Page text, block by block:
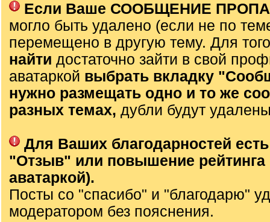
Если Ваше СООБЩЕНИЕ
могло быть удалено (если не по
перемещено в другую тему. Для
найти достаточно зайти в свой
аватаркой выбрать вкладку
нужно размещать одно и то же
разных темах, дубли будут
Для Ваших благодарностей
"Отзыв" или повышение рейтинга
аватаркой).
Посты со "спасибо" и "благодарю"
модератором без пояснения.